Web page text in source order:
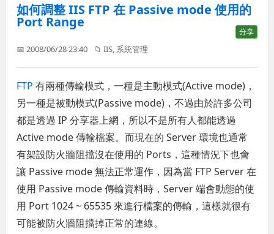
如何調整 IIS FTP 在 Passive mode 使用的
Port Range
分享
📅 2008/06/28 23:40 📁IIS, 系統管理
FTP 有兩種傳輸模式，一種是主動模式(Active mode)，
另一種是被動模式(Passive mode)，不過由於許多公司
都是透過 IP 分享器上網，所以不是所有人都能透過
Active mode 傳輸檔案。而現在的 Server 環境也通常
有架設防火牆阻擋沒在使用的 Ports，這種情況下也會
讓 Passive mode 無法正常運作，因為當 FTP Server 在
使用 Passive mode 傳輸資料時，Server 端會動態的使
用 Port 1024 ~ 65535 來進行檔案的傳輸，這樣就很有
可能被防火牆阻擋掉正常的連線。